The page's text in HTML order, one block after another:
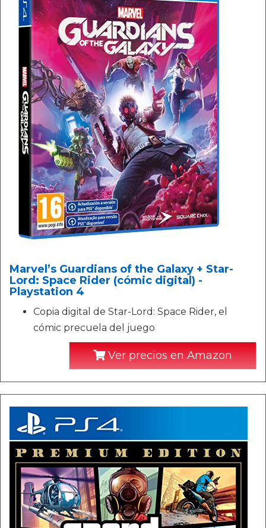
Marvel’s Guardians of the Galaxy + Star-
Lord: Space Rider (cómic digital) -
Playstation 4
Copia digital de Star-Lord: Space Rider, el
cómic precuela del juego
Ver precios en Amazon